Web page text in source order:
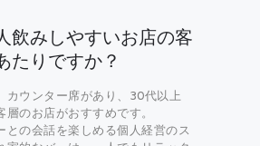
飲みしやすいお店の客
たりですか？
カウンター席があり、30代以上
のお店がおすすめです。
との会話を楽しめる個人経営のス